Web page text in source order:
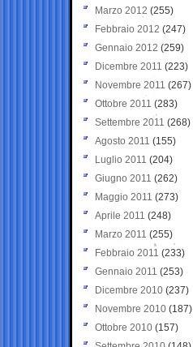
Marzo 2012 (255)
Febbraio 2012 (247)
Gennaio 2012 (259)
Dicembre 2011 (223)
Novembre 2011 (267)
Ottobre 2011 (283)
Settembre 2011 (268)
Agosto 2011 (155)
Luglio 2011 (204)
Giugno 2011 (262)
Maggio 2011 (273)
Aprile 2011 (248)
Marzo 2011 (255)
Febbraio 2011 (233)
Gennaio 2011 (253)
Dicembre 2010 (237)
Novembre 2010 (187)
Ottobre 2010 (157)